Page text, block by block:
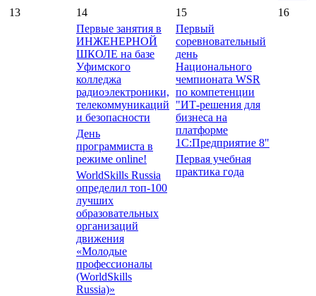
13
14
Первые занятия в
ИНЖЕНЕРНОЙ
ШКОЛЕ на базе
Уфимского
колледжа
радиоэлектроники,
телекоммуникаций
и безопасности
День
программиста в
режиме online!
WorldSkills Russia
определил топ-100
лучших
образовательных
организаций
движения
«Молодые
профессионалы
(WorldSkills
Russia)»
15
Первый
соревновательный
день
Национального
чемпионата WSR
по компетенции
"ИТ-решения для
бизнеса на
платформе
1С:Предприятие 8"
Первая учебная
практика года
16